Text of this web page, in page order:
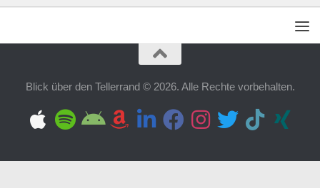
Blick über den Tellerrand © 2026. Alle Rechte vorbehalten.